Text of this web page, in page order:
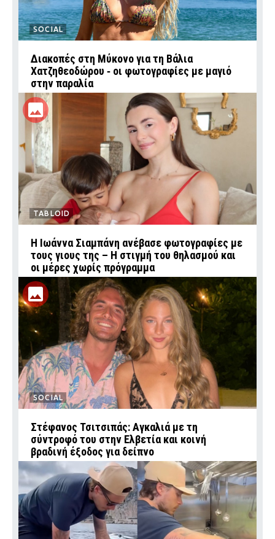
SOCIAL
Διακοπές στη Μύκονο για τη Βάλια
Χατζηθεοδώρου ‑ οι φωτογραφίες με μαγιό
στην παραλία
TABLOID
H Ιωάννα Σιαμπάνη ανέβασε φωτογραφίες με
τους γιους της – Η στιγμή του θηλασμού και
οι μέρες χωρίς πρόγραμμα
SOCIAL
Στέφανος Τσιτσιπάς: Αγκαλιά με τη
σύντροφό του στην Ελβετία και κοινή
βραδινή έξοδος για δείπνο